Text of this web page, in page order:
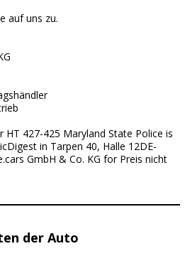
auf uns zu.
HT 427-425 Maryland State Police is
in Tarpen 40, Halle 12DE-
GmbH & Co. KG for Preis nicht
der Auto